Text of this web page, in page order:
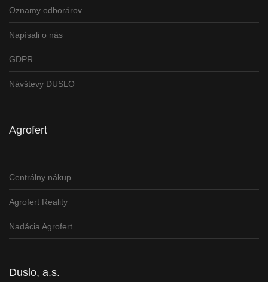
Oznamy odborárov
Napísali o nás
GDPR
Návštevy DUSLO
Agrofert
Centrálny nákup
Agrofert Reality
Nadácia Agrofert
Duslo, a.s.